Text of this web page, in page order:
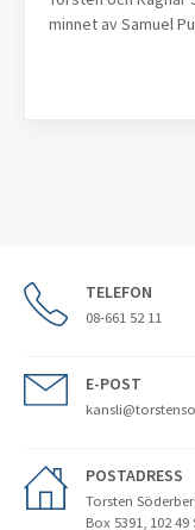
minnet av Samuel
TELEFON
08-661 52 11
E-POST
POSTADRESS
Torsten
Box 5391, 102